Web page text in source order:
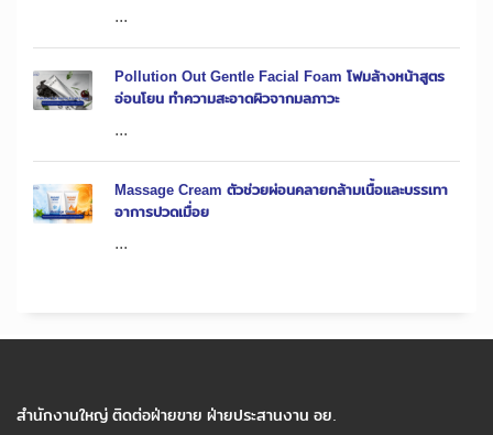
...
Pollution Out Gentle Facial Foam โฟมล้างหน้าสูตร
อ่อนโยน ทำความสะอาดผิวจากมลภาวะ
...
Massage Cream ตัวช่วยผ่อนคลายกล้ามเนื้อและบรรเทา
อาการปวดเมื่อย
...
สำนักงานใหญ่ ติดต่อฝ่ายขาย ฝ่ายประสานงาน อย.